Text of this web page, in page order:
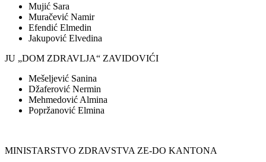
Mujić Sara
Muračević Namir
Efendić Elmedin
Jakupović Elvedina
JU „DOM ZDRAVLJA“ ZAVIDOVIĆI
Mešeljević Sanina
Džaferović Nermin
Mehmedović Almina
Popržanović Elmina
MINISTARSTVO ZDRAVSTVA ZE-DO KANTONA